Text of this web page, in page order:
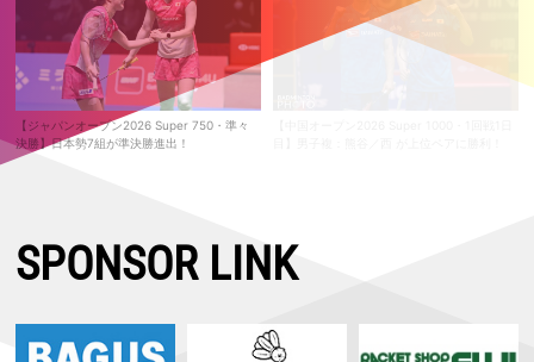
【ジャパンオープン2026 Super 750・準々
決勝】日本勢7組が準決勝進出！
SPONSOR LINK